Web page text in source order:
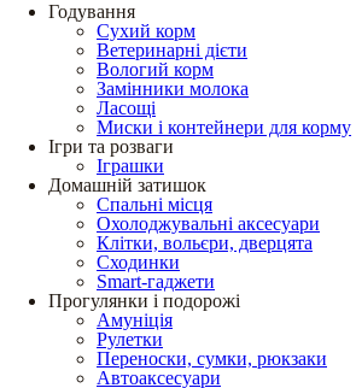
Годування
Сухий корм
Ветеринарні дієти
Вологий корм
Замінники молока
Ласощі
Миски і контейнери для корму
Ігри та розваги
Іграшки
Домашній затишок
Спальні місця
Охолоджувальні аксесуари
Клітки, вольєри, дверцята
Сходинки
Smart-гаджети
Прогулянки і подорожі
Амуніція
Рулетки
Переноски, сумки, рюкзаки
Автоаксесуари